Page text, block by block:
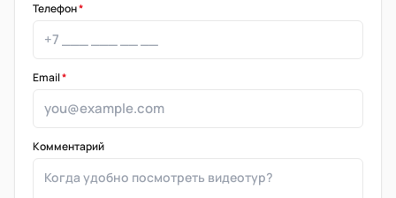
Телефон*
Email*
Комментарий